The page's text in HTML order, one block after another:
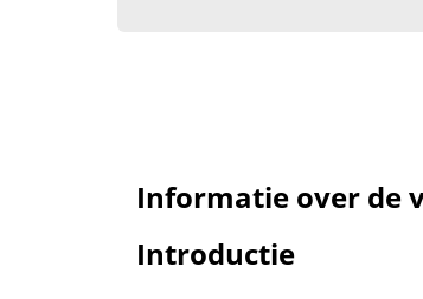
Informatie over de
Introductie